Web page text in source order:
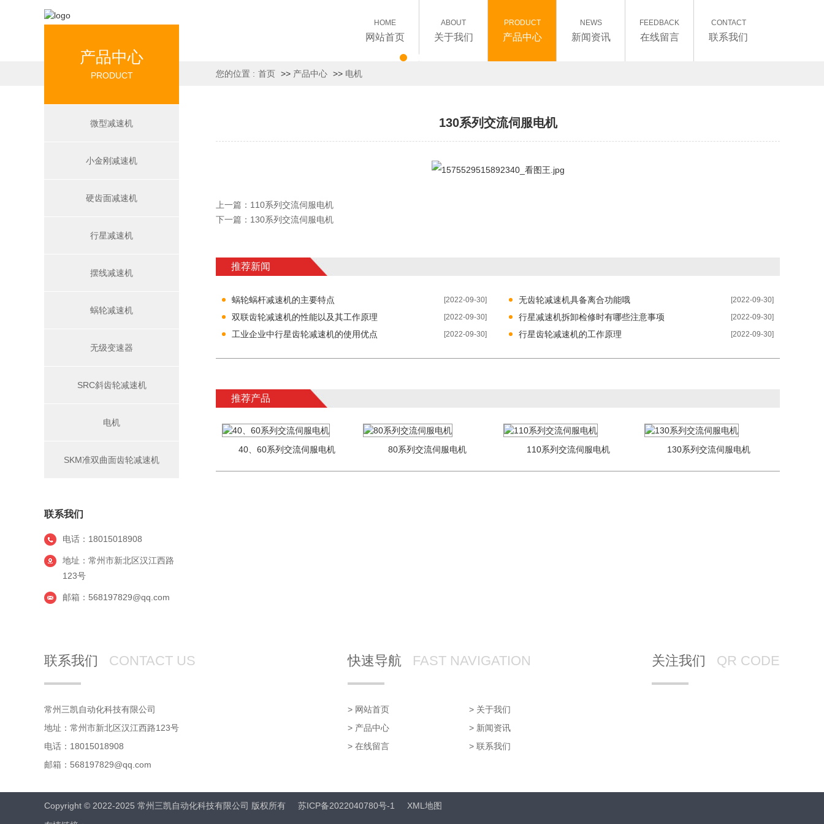
HOME
网站首页
ABOUT
关于我们
PRODUCT
产品中心
NEWS
新闻资讯
FEEDBACK
在线留言
CONTACT
联系我们
您的位置 : 首页 >> 产品中心 >> 电机
产品中心
PRODUCT
微型减速机
小金刚减速机
硬齿面减速机
行星减速机
摆线减速机
蜗轮减速机
无级变速器
SRC斜齿轮减速机
电机
SKM准双曲面齿轮减速机
联系我们
电话：18015018908
地址：常州市新北区汉江西路
123号
邮箱：568197829@qq.com
130系列交流伺服电机
上一篇： 110系列交流伺服电机
下一篇： 130系列交流伺服电机
推荐新闻
蜗轮蜗杆减速机的主要特点 [2022-09-30] 无齿轮减速机具备离合功能哦 [2022-09-30]
双联齿轮减速机的性能以及其工作原理 [2022-09-30] 行星减速机拆卸检修时有哪些注意事项 [2022-09-30]
工业企业中行星齿轮减速机的使用优点 [2022-09-30] 行星齿轮减速机的工作原理 [2022-09-30]
推荐产品
40、60系列交流伺服电机 80系列交流伺服电机 110系列交流伺服电机 130系列交流伺服电机
联系我们 CONTACT US
常州三凯自动化科技有限公司
地址：常州市新北区汉江西路123号
电话：18015018908
邮箱：568197829@qq.com
快速导航 FAST NAVIGATION
> 网站首页
> 关于我们
> 产品中心
> 新闻资讯
> 在线留言
> 联系我们
关注我们 QR CODE
Copyright © 2022-2025 常州三凯自动化科技有限公司 版权所有 苏ICP备2022040780号-1
XML地图